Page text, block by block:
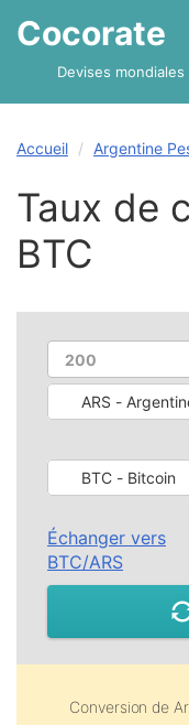
Cocorate
Devises mondiales
Accueil Argentine
Taux de
BTC
ARS -
BTC - Bitcoin
Échanger vers
BTC/ARS
Conversion de